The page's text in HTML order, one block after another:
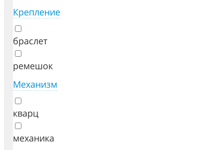
Крепление
браслет
ремешок
Механизм
кварц
механика